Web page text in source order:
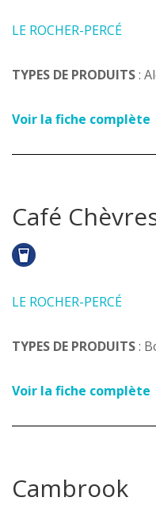
LE ROCHER-PERCÉ
TYPES DE PRODUITS:
Voir la fiche complète
Café
LE ROCHER-PERCÉ
TYPES DE PRODUITS:
Voir la fiche complète
Cambrook